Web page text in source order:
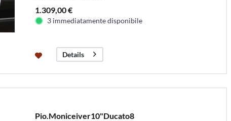
1.309,00 €
3 immediatamente disponibile
Details
Pio.Moniceiver10"Ducato8